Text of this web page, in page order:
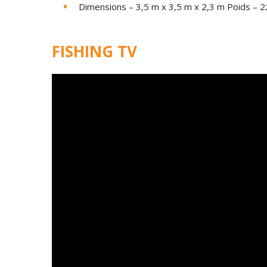
Dimensions – 3,5 m x 3,5 m x 2,3 m Poids –
FISHING TV